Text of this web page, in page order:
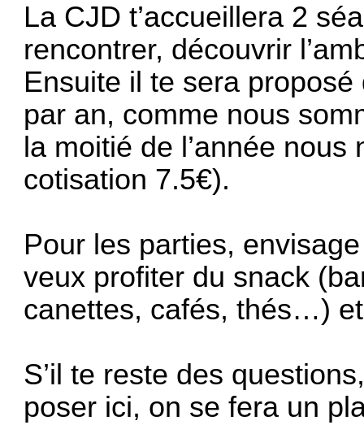
La CJD t’accueillera 2
rencontrer, découvrir
Ensuite il te sera proposé
par an, comme nous
la moitié de l’année
cotisation 7.5€).
Pour les parties,
veux profiter du snack
canettes, cafés, thés…)
S’il te reste des
poser ici, on se fera un